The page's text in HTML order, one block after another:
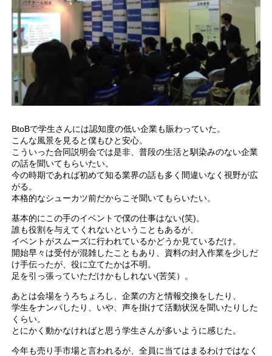
BtoBで学生さんには認知度の低い企業も賑わっていた。
こんな風景を見ると僕もひと安心。
こういった合同説明会では是非、普段の生活と馴染みのない企業
の話を聞いてもらいたい。
今の時期であれば初めて知る業界の話も多く間違いなく視野が広
がる。
本格的なシューカツ前だからこそ聞いてもらいたい。
基本的にこの手のイベントで僕の仕事はない(笑)。
誰も役割を与えてくれないということもあるが、
イベントがスムーズに行われているかどうか見ているだけ。
開始早々は受付が混雑したこともあり、資料の封入作業を少しだ
け手伝ったが、役に立てたかは不明。
足を引っ張っていただけかもしれない(苦笑）。
あとは会場をうろちょろし、企業の方と情報交換をしたり、
学生をナンパしたり、いや、声を掛けて活動状況を聞いたりした
くらい。
とにかく動かなければと思う学生さんが多いように感じた。
今年も売り手市場と言われるが、全員に当てはまるわけではなく